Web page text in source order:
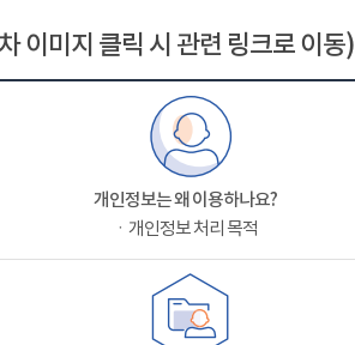
이미지 클릭 시 관련 링크로 이동)
개인정보는 왜 이용하나요?
ㆍ개인정보 처리 목적